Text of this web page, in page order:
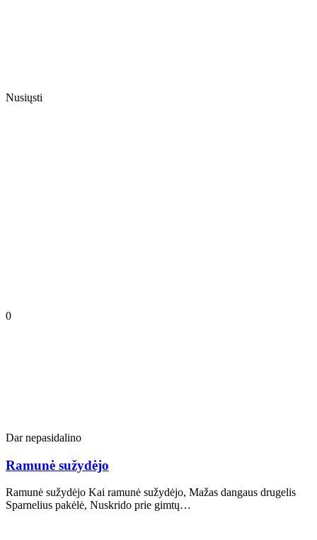
Nusiųsti
0
Dar nepasidalino
Ramunė sužydėjo
Ramunė sužydėjo Kai ramunė sužydėjo, Mažas dangaus drugelis
Sparnelius pakėlė, Nuskrido prie gimtų…